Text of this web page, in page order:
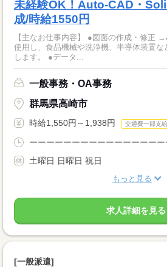
未経験OK！Auto-CAD・
成/時給1550円
【主なお仕事内容】 ●図面の作成・修正
使用し、食品機械や洗浄機、半導体装置
します。 ●データ...
一般事務・OA事務
群馬県高崎市
時給1,550円～1,938円 交通費一部支給
ーーーーーーーーーーーーーーーー
土曜日 日曜日 祝日
もっと見る
求人詳細を見る
[一般派遣]